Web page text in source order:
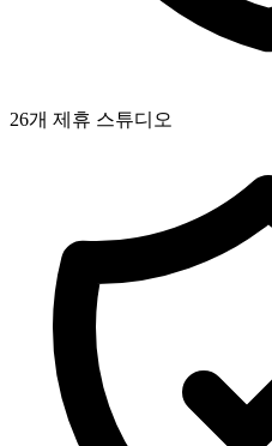
26개 제휴 스튜디오